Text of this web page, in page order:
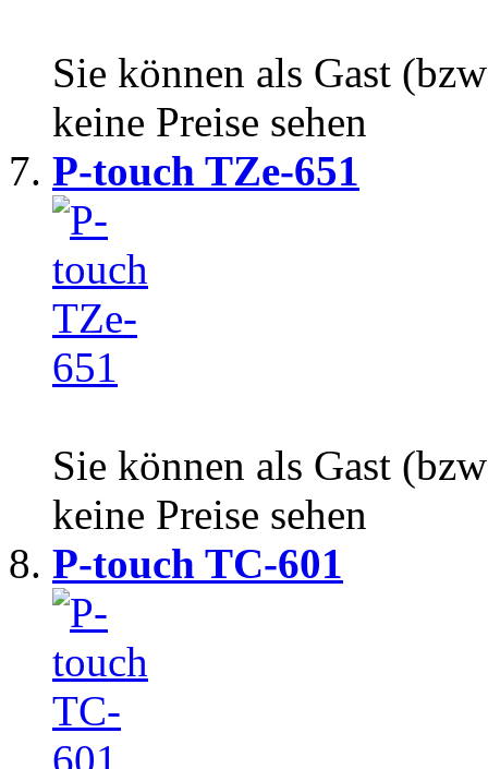
Sie können als Gast
keine Preise sehen
P-touch TZe-651
Sie können als Gast
keine Preise sehen
P-touch TC-601